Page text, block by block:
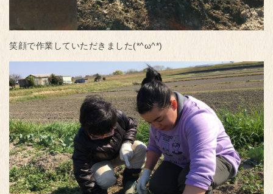
笑顔で作業していただきました(*^ω^*)